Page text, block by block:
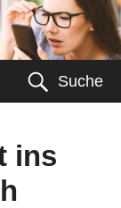
Suche
ins